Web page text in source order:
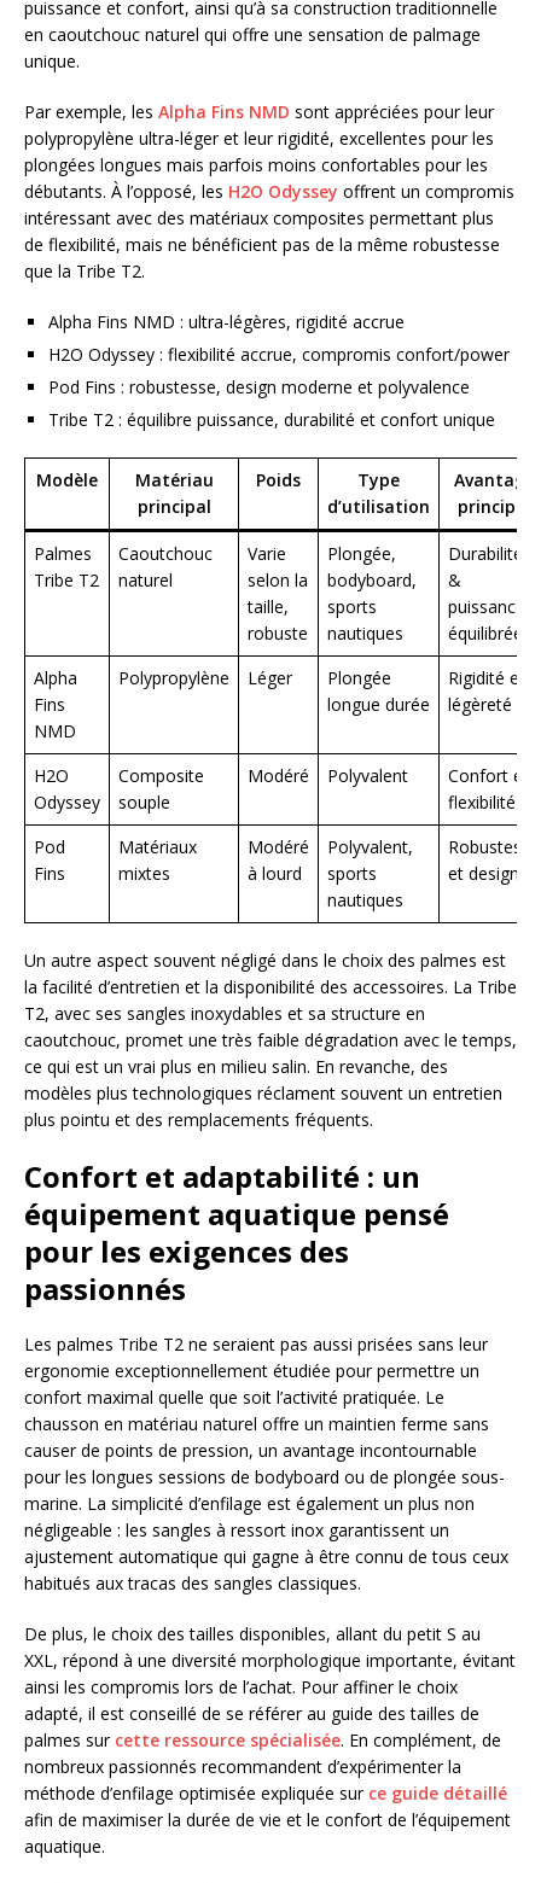
puissance et confort, ainsi qu’à sa construction traditionnelle
en caoutchouc naturel qui offre une sensation de palmage
unique.
Par exemple, les Alpha Fins NMD sont appréciées pour leur
polypropylène ultra-léger et leur rigidité, excellentes pour les
plongées longues mais parfois moins confortables pour les
débutants. À l’opposé, les H2O Odyssey offrent un compromis
intéressant avec des matériaux composites permettant plus
de flexibilité, mais ne bénéficient pas de la même robustesse
que la Tribe T2.
Alpha Fins NMD : ultra-légères, rigidité accrue
H2O Odyssey : flexibilité accrue, compromis confort/power
Pod Fins : robustesse, design moderne et polyvalence
Tribe T2 : équilibre puissance, durabilité et confort unique
Modèle
Matériau
principal
Poids
Type
d’utilisation
Avantage
principal
Palmes
Tribe T2
Caoutchouc
naturel
Varie
selon la
taille,
robuste
Plongée,
bodyboard,
sports
nautiques
Durabilité
&
puissance
équilibrées
Alpha
Fins
NMD
Polypropylène Léger
Plongée
longue durée
Rigidité et
légèreté
H2O
Odyssey
Composite
souple
Modéré Polyvalent
Confort et
flexibilité
Pod
Fins
Matériaux
mixtes
Modéré
à lourd
Polyvalent,
sports
nautiques
Robustesse
et design
Un autre aspect souvent négligé dans le choix des palmes est
la facilité d’entretien et la disponibilité des accessoires. La Tribe
T2, avec ses sangles inoxydables et sa structure en
caoutchouc, promet une très faible dégradation avec le temps,
ce qui est un vrai plus en milieu salin. En revanche, des
modèles plus technologiques réclament souvent un entretien
plus pointu et des remplacements fréquents.
Confort et adaptabilité : un
équipement aquatique pensé
pour les exigences des
passionnés
Les palmes Tribe T2 ne seraient pas aussi prisées sans leur
ergonomie exceptionnellement étudiée pour permettre un
confort maximal quelle que soit l’activité pratiquée. Le
chausson en matériau naturel offre un maintien ferme sans
causer de points de pression, un avantage incontournable
pour les longues sessions de bodyboard ou de plongée sous-
marine. La simplicité d’enfilage est également un plus non
négligeable : les sangles à ressort inox garantissent un
ajustement automatique qui gagne à être connu de tous ceux
habitués aux tracas des sangles classiques.
De plus, le choix des tailles disponibles, allant du petit S au
XXL, répond à une diversité morphologique importante, évitant
ainsi les compromis lors de l’achat. Pour affiner le choix
adapté, il est conseillé de se référer au guide des tailles de
palmes sur cette ressource spécialisée. En complément, de
nombreux passionnés recommandent d’expérimenter la
méthode d’enfilage optimisée expliquée sur ce guide détaillé
afin de maximiser la durée de vie et le confort de l’équipement
aquatique.